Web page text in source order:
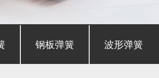
钢板弹簧 波形弹簧